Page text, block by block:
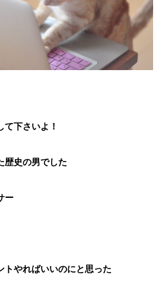
て下さいよ！
歴史の男でした
ー
トやればいいのにと思った